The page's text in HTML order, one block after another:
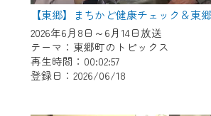
【東郷】まちかど健康チェック＆東
2026年6月8日～6月14日放送
テーマ：東郷町のトピックス
再生時間：00:02:57
登録日：2026/06/18
＜メンテナンス情報＞
CCNetWebTVのリニューアルに
ンテナンス作業を予定していま